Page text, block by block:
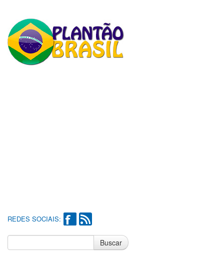
REDES SOCIAIS:
Buscar